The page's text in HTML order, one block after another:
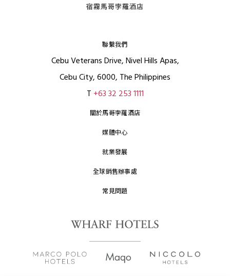
聯繫我們
Cebu Veterans Drive, Nivel Hills Apas,
Cebu City, 6000, The Philippines
T +63 32 253 1111
關於馬哥孛羅酒店
媒體中心
就業發展
全球銷售辦事處
常見問題